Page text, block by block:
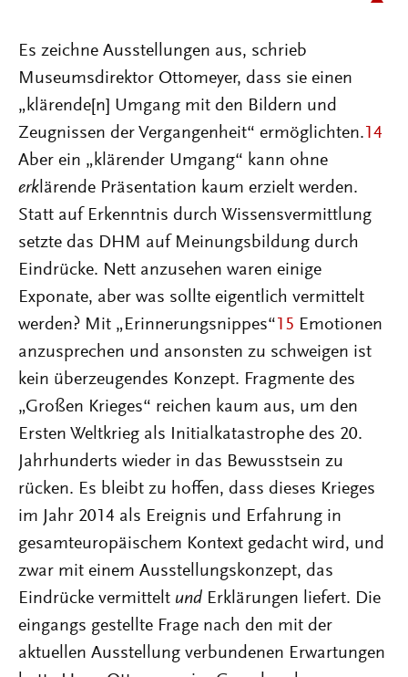
Es zeichne Ausstellungen aus, schrieb
Museumsdirektor Ottomeyer, dass sie einen
„klärende[n] Umgang mit den Bildern und
Zeugnissen der Vergangenheit“ ermöglichten. 14
Aber ein „klärender Umgang“ kann ohne
erklärende Präsentation kaum erzielt werden.
Statt auf Erkenntnis durch Wissensvermittlung
setzte das DHM auf Meinungsbildung durch
Eindrücke. Nett anzusehen waren einige
Exponate, aber was sollte eigentlich vermittelt
werden? Mit „Erinnerungsnippes“ 15 Emotionen
anzusprechen und ansonsten zu schweigen ist
kein überzeugendes Konzept. Fragmente des
„Großen Krieges“ reichen kaum aus, um den
Ersten Weltkrieg als Initialkatastrophe des 20.
Jahrhunderts wieder in das Bewusstsein zu
rücken. Es bleibt zu hoffen, dass dieses Krieges
im Jahr 2014 als Ereignis und Erfahrung in
gesamteuropäischem Kontext gedacht wird, und
zwar mit einem Ausstellungskonzept, das
Eindrücke vermittelt und Erklärungen liefert. Die
eingangs gestellte Frage nach den mit der
aktuellen Ausstellung verbundenen Erwartungen